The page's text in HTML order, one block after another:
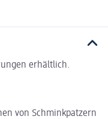
erhältlich.
von Schminkpatzern